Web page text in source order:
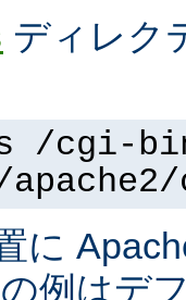
ディレク
/cgi-
に
例はデ